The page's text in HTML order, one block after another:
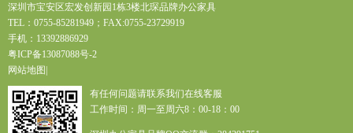
深圳市宝安区宏发创新园1栋3楼北琛品牌办公家具
TEL：0755-85281949；FAX:0755-23729919
手机：13392886929
粤ICP备13087088号-2
网站地图|
有任何问题请联系我们在线客服
工作时间：周一至周六8：00-18：00